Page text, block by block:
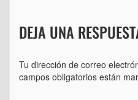
DEJA UNA
Tu dirección de correo
campos obligatorios están